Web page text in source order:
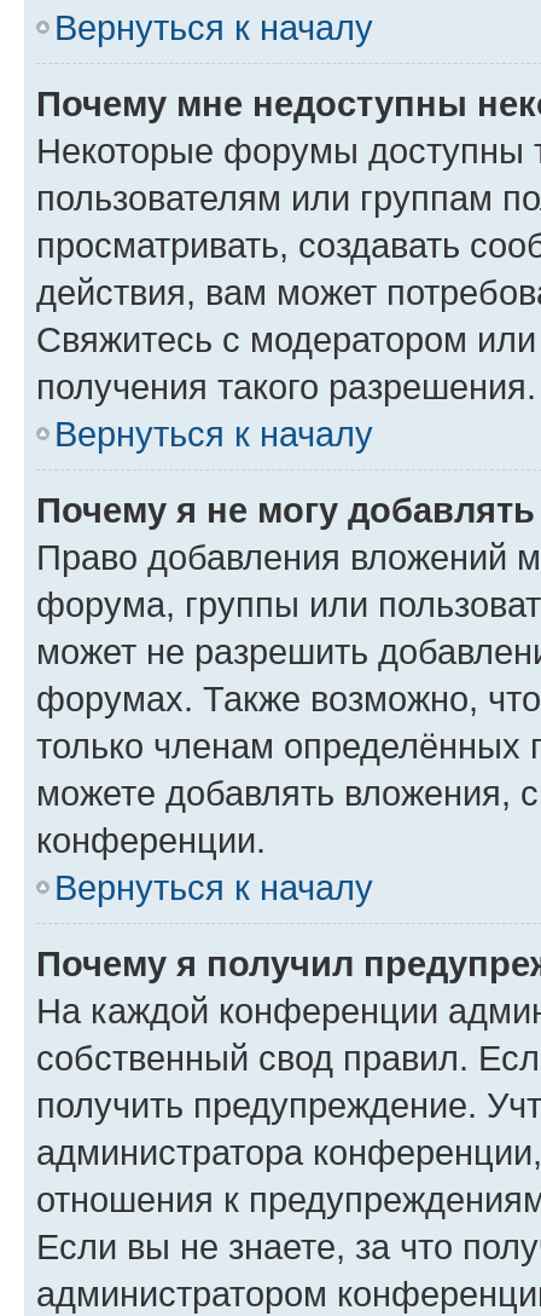
Вернуться к началу
Почему мне недоступны
Некоторые форумы доступны
пользователям или группам
просматривать, создавать
действия, вам может
Свяжитесь с модератором
получения такого разрешения.
Вернуться к началу
Почему я не могу
Право добавления вложений
форума, группы или
может не разрешить
форумах. Также возможно,
только членам определённых
можете добавлять вложения,
конференции.
Вернуться к началу
Почему я получил
На каждой конференции
собственный свод правил.
получить предупреждение.
администратора
отношения к
Если вы не знаете, за что
администратором